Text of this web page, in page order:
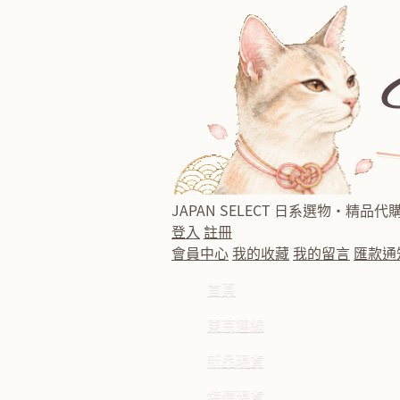
JAPAN SELECT 日系選物・精品代
登入 註冊
會員中心我的收藏我的留言 匯款
首頁
東京連線
新品現貨
特價現貨